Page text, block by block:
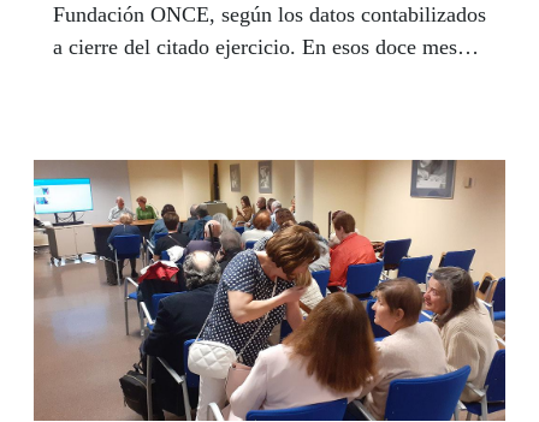
Fundación ONCE, según los datos contabilizados
a cierre del citado ejercicio. En esos doce meses,